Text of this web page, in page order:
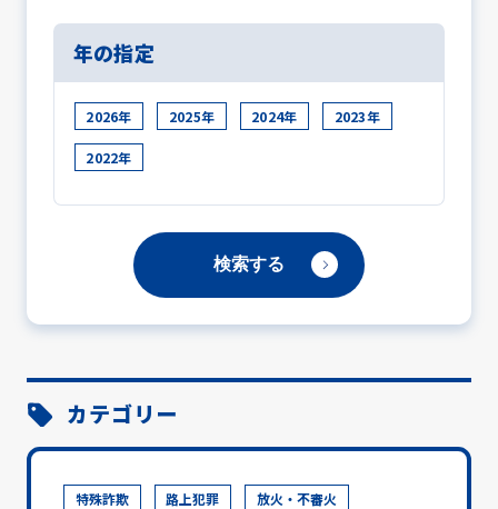
年の指定
2026年 2025年 2024年 2023年
2022年
カテゴリー
特殊詐欺 路上犯罪 放火・不審火